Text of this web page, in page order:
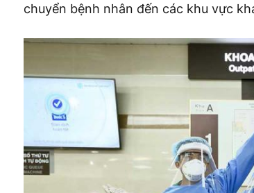
chuyển bệnh nhân đến các khu vực